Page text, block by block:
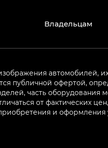
Владельцам
автомобилей,
публичной офертой,
часть оборудования
от фактических
и